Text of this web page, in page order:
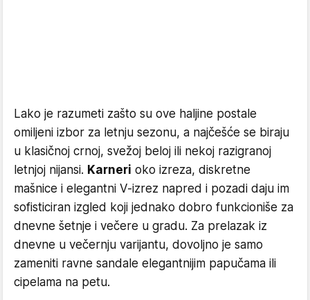
Lako je razumeti zašto su ove haljine postale
omiljeni izbor za letnju sezonu, a najčešće se biraju
u klasičnoj crnoj, svežoj beloj ili nekoj razigranoj
letnjoj nijansi. Karneri oko izreza, diskretne
mašnice i elegantni V-izrez napred i pozadi daju im
sofisticiran izgled koji jednako dobro funkcioniše za
dnevne šetnje i večere u gradu. Za prelazak iz
dnevne u večernju varijantu, dovoljno je samo
zameniti ravne sandale elegantnijim papučama ili
cipelama na petu.